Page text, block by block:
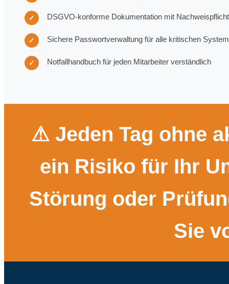
✓ DSGVO-konforme Dokumentation mit
✓ Sichere Passwortverwaltung für alle kritischen
✓ Notfallhandbuch für jeden Mitarbeiter verständlich
⚠ Jeden Tag ohne
ein Risiko für Ihr
Störung oder
Sie